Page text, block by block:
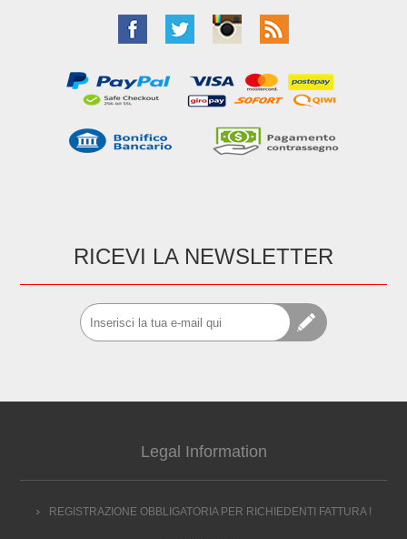
RICEVI LA NEWSLETTER
Legal Information
REGISTRAZIONE OBBLIGATORIA PER RICHIEDENTI FATTURA !